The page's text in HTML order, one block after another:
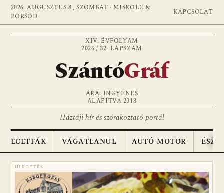
2026. AUGUSZTUS 8., SZOMBAT · MISKOLC &
BORSOD
KAPCSOLAT
XIV. ÉVFOLYAM
2026 / 32. LAPSZÁM
SzántóGráf
ÁRA: INGYENES
ALAPÍTVA 2013
Háztáji hír és szórakoztató portál
ECETFÁK VÁGATLANUL AUTÓ-MOTOR
HIRDETÉS